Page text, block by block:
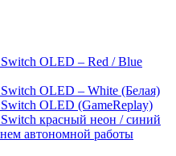
OLED – Red / Blue
OLED – White (Белая)
OLED (GameReplay)
красный неон / синий
автономной работы